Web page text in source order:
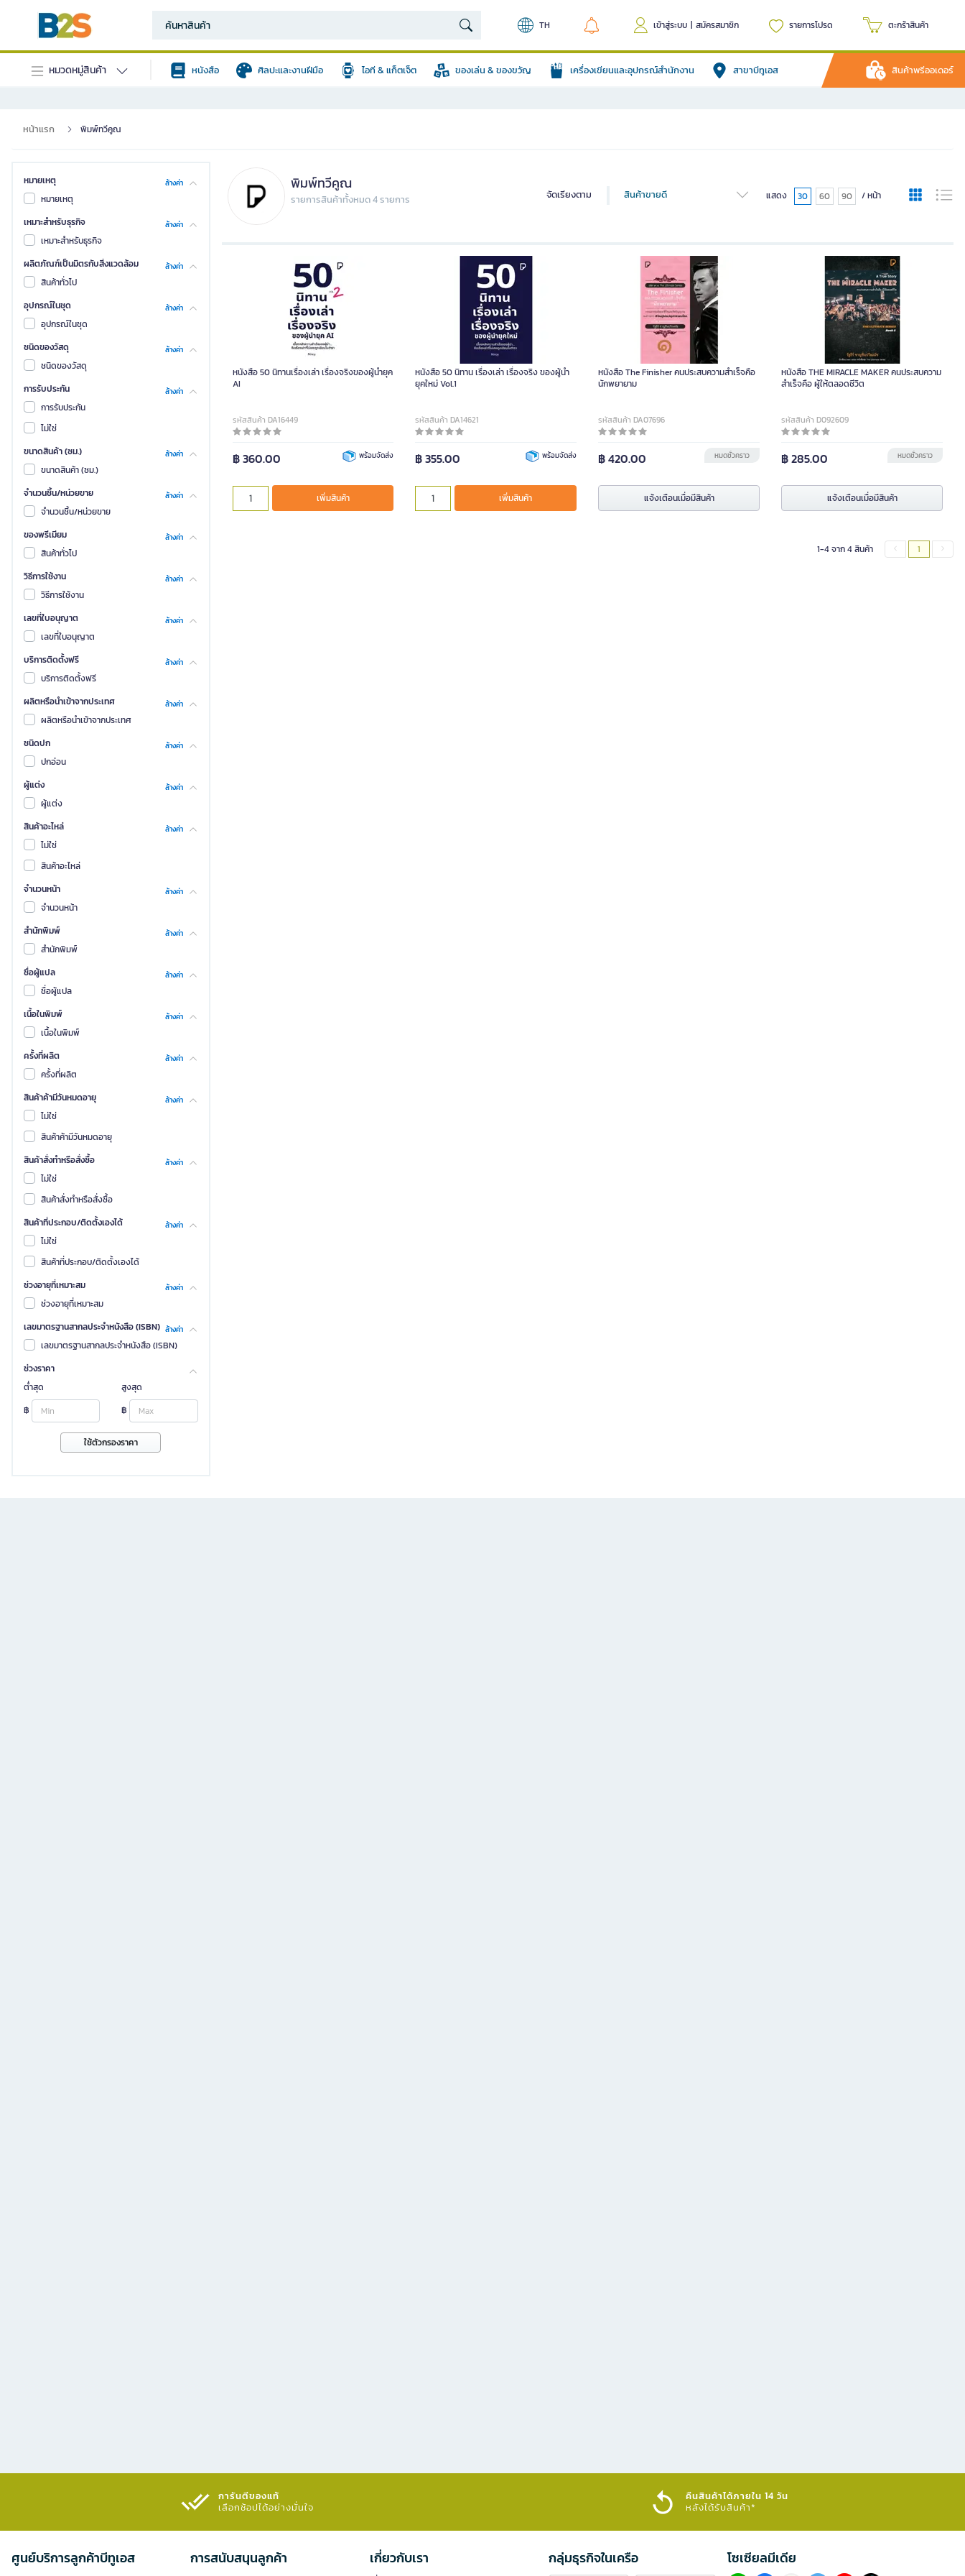
TH เข้าสู่ระบบ | สมัครสมาชิก รายการโปรด ตะกร้าสินค้า
หมวดหมู่สินค้า หนังสือ ศิลปะและงานฝีมือ ไอที & แก็ตเจ็ต ของเล่น & ของขวัญ เครื่องเขียนและอุปกรณ์สำนักงาน สาขาบีทูเอส สินค้าพรีออเดอร์
หน้าแรก พิมพ์ทวีคูณ
หมายเหตุ ล้างค่า
หมายเหตุ
เหมาะสำหรับธุรกิจ
ล้างค่า
เหมาะสำหรับธุรกิจ
ผลิตภัณฑ์เป็นมิตรกับสิ่งแวดล้อม
ล้างค่า
สินค้าทั่วไป
อุปกรณ์ในชุด
ล้างค่า
อุปกรณ์ในชุด
ชนิดของวัสดุ
ล้างค่า
ชนิดของวัสดุ
การรับประกัน
ล้างค่า
การรับประกัน
ไม่ใช่
ขนาดสินค้า (ซม.)
ล้างค่า
ขนาดสินค้า (ซม.)
จำนวนชิ้น/หน่วยขาย
ล้างค่า
จำนวนชิ้น/หน่วยขาย
ของพรีเมียม
ล้างค่า
สินค้าทั่วไป
วิธีการใช้งาน
ล้างค่า
วิธีการใช้งาน
เลขที่ใบอนุญาต
ล้างค่า
เลขที่ใบอนุญาต
บริการติดตั้งฟรี
ล้างค่า
บริการติดตั้งฟรี
ผลิตหรือนำเข้าจากประเทศ
ล้างค่า
ผลิตหรือนำเข้าจากประเทศ
ชนิดปก
ล้างค่า
ปกอ่อน
ผู้แต่ง
ล้างค่า
ผู้แต่ง
สินค้าอะไหล่
ล้างค่า
ไม่ใช่
สินค้าอะไหล่
จำนวนหน้า
ล้างค่า
จำนวนหน้า
สำนักพิมพ์
ล้างค่า
สำนักพิมพ์
ชื่อผู้แปล
ล้างค่า
ชื่อผู้แปล
เนื้อในพิมพ์
ล้างค่า
เนื้อในพิมพ์
ครั้งที่ผลิต
ล้างค่า
ครั้งที่ผลิต
สินค้าค้ามีวันหมดอายุ
ล้างค่า
ไม่ใช่
สินค้าค้ามีวันหมดอายุ
สินค้าสั่งทำหรือสั่งซื้อ
ล้างค่า
ไม่ใช่
สินค้าสั่งทำหรือสั่งซื้อ
สินค้าที่ประกอบ/ติดตั้งเองได้
ล้างค่า
ไม่ใช่
สินค้าที่ประกอบ/ติดตั้งเองได้
ช่วงอายุที่เหมาะสม
ล้างค่า
ช่วงอายุที่เหมาะสม
เลขมาตรฐานสากลประจำหนังสือ (ISBN) ล้างค่า
เลขมาตรฐานสากลประจำหนังสือ (ISBN)
ช่วงราคา
ต่ำสุด
฿
สูงสุด
฿
ใช้ตัวกรองราคา
พิมพ์ทวีคูณ
รายการสินค้าทั้งหมด 4 รายการ จัดเรียงตาม สินค้าขายดี แสดง 30 60 90 / หน้า
หนังสือ 50 นิทานเรื่องเล่า เรื่องจริงของผู้นํายุค
AI
รหัสสินค้า DA16449
฿ 360.00 พร้อมจัดส่ง
เพิ่มสินค้า
หนังสือ 50 นิทาน เรื่องเล่า เรื่องจริง ของผู้นำ
ยุคใหม่ Vol.1
รหัสสินค้า DA14621
฿ 355.00 พร้อมจัดส่ง
เพิ่มสินค้า
หนังสือ The Finisher คนประสบความสำเร็จคือ
นักพยายาม
รหัสสินค้า DA07696
฿ 420.00 หมดชั่วคราว
แจ้งเตือนเมื่อมีสินค้า
หนังสือ THE MIRACLE MAKER คนประสบความ
สำเร็จคือ ผู้ให้ตลอดชีวิต
รหัสสินค้า D092609
฿ 285.00 หมดชั่วคราว
แจ้งเตือนเมื่อมีสินค้า
1-4 จาก 4 สินค้า 1
การันตีของแท้
เลือกช้อปได้อย่างมั่นใจ​
คืนสินค้าได้ภายใน 14 วัน
หลังได้รับสินค้า*
ศูนย์บริการลูกค้าบีทูเอส การสนับสนุนลูกค้า เกี่ยวกับเรา กลุ่มธุรกิจในเครือ โซเซียลมีเดีย​